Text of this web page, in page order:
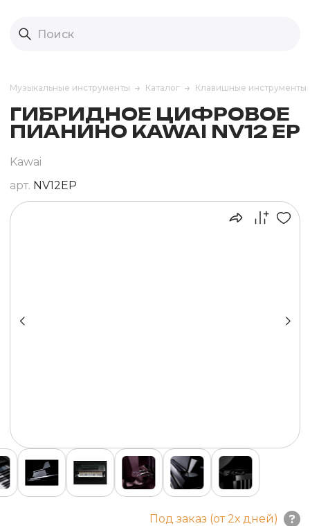
Музыкальные инструменты Каталог Клавишные инструменты
ГИБРИДНОЕ ЦИФРОВОЕ
ПИАНИНО KAWAI NV12 EP
Kawai
арт. NV12EP
Под заказ (от 2х дней)